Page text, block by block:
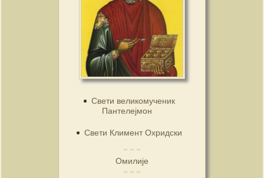
Свети великомученик
Пантелејмон
Свети Климент Охридски
Омилије